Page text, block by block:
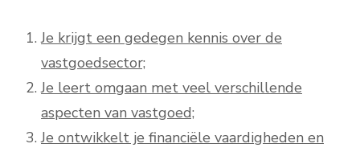
Je krijgt een gedegen kennis over de
vastgoedsector;
Je leert omgaan met veel verschillende
aspecten van vastgoed;
Je ontwikkelt je financiële vaardigheden en